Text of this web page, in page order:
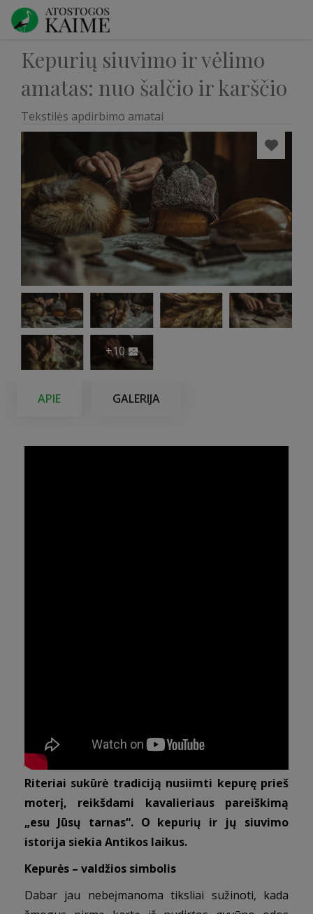
Kepurių siuvimo ir vėlimo
amatas: nuo šalčio ir karščio
Tekstilės apdirbimo amatai
+10
APIE GALERIJA
Riteriai sukūrė tradiciją nusiimti kepurę prieš
moterį, reikšdami kavalieriaus pareiškimą
„esu Jūsų tarnas“. O kepurių ir jų siuvimo
istorija siekia Antikos laikus.
Kepurės – valdžios simbolis
Dabar jau nebeįmanoma tiksliai sužinoti, kada